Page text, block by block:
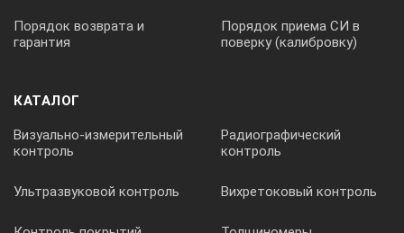
Порядок возврата и
гарантия
Порядок приема СИ в
поверку (калибровку)
КАТАЛОГ
Визуально-измерительный
контроль
Радиографический
контроль
Ультразвуковой контроль Вихретоковый контроль